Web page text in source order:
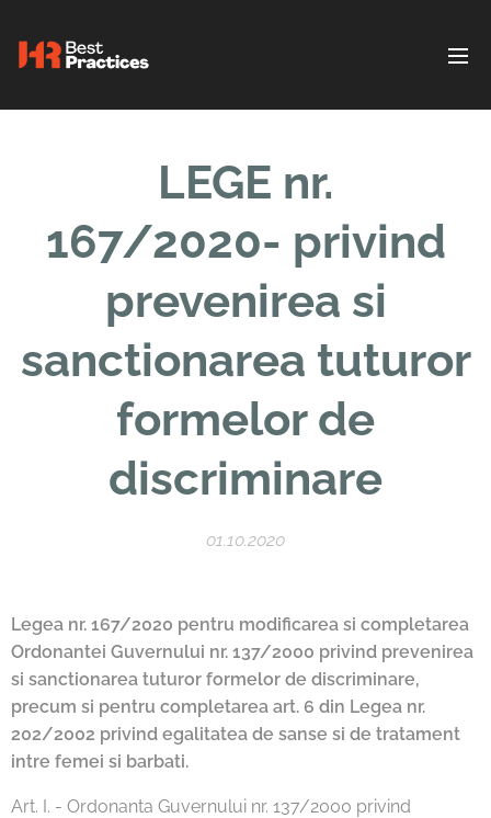
LEGE nr.
167/2020- privind
prevenirea si
sanctionarea tuturor
formelor de
discriminare
01.10.2020
Legea nr. 167/2020 pentru modificarea si completarea
Ordonantei Guvernului nr. 137/2000 privind prevenirea
si sanctionarea tuturor formelor de discriminare,
precum si pentru completarea art. 6 din Legea nr.
202/2002 privind egalitatea de sanse si de tratament
intre femei si barbati.
Art. I. - Ordonanta Guvernului nr. 137/2000 privind